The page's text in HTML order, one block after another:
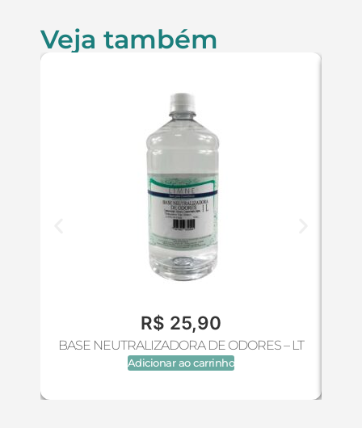
Veja também
R$ 25,90
BASE NEUTRALIZADORA DE ODORES – LT
Adicionar ao carrinho